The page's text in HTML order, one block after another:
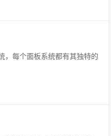
，每个面板系统都有其独特的